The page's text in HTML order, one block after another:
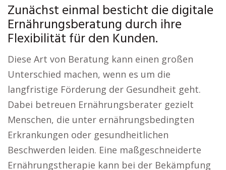
Zunächst einmal besticht die digitale
Ernährungsberatung durch ihre
Flexibilität für den Kunden.
Diese Art von Beratung kann einen großen
Unterschied machen, wenn es um die
langfristige Förderung der Gesundheit geht.
Dabei betreuen Ernährungsberater gezielt
Menschen, die unter ernährungsbedingten
Erkrankungen oder gesundheitlichen
Beschwerden leiden. Eine maßgeschneiderte
Ernährungstherapie kann bei der Bekämpfung